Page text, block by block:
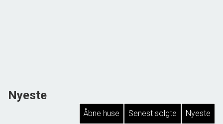
Nyeste
Åbne huse Senest solgte Nyeste